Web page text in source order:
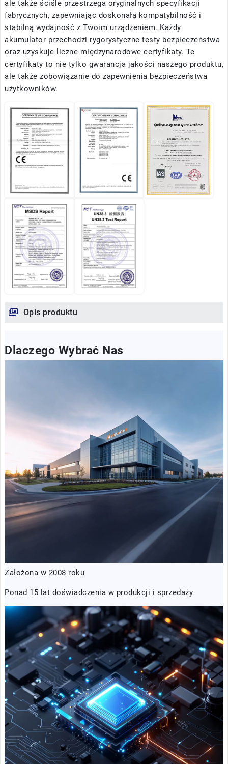
ale także ściśle przestrzega oryginalnych specyfikacji
fabrycznych, zapewniając doskonałą kompatybilność i
stabilną wydajność z Twoim urządzeniem. Każdy
akumulator przechodzi rygorystyczne testy bezpieczeństwa
oraz uzyskuje liczne międzynarodowe certyfikaty. Te
certyfikaty to nie tylko gwarancja jakości naszego produktu,
ale także zobowiązanie do zapewnienia bezpieczeństwa
użytkowników.
Opis produktu
Dlaczego Wybrać Nas
Założona w 2008 roku
Ponad 15 lat doświadczenia w produkcji i sprzedaży